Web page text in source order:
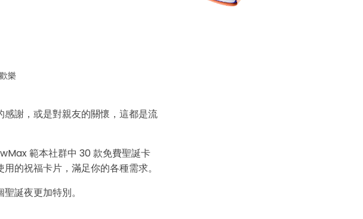
樂
謝，或是對親友的關懷，這都是流
範本社群中 30 款免費聖誕卡
的祝福卡片，滿足你的各種需求。
誕夜更加特別。